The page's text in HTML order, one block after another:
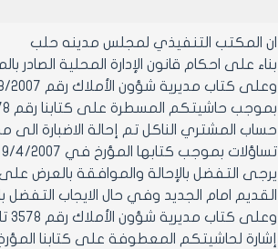
ان المكتب التنفيذي لمجلس مدينه حلب
بناء على احكام قانون الإدارة المحلية الصادر بالمرسوم التشريعي رقم 15 كل
وعلى كتاب مديرية شؤون الأملاك رقم 3578/2007 تاريخ 18/4/2007 المتضمن:
حساب المشتري الناكل تم إحالة الاضبارة الى
تساؤلات بموجب كتابها المؤرخ في 9/4/2007 منها: بيان النظام العمراني الخاص بهذه القطعة
يرجى التفضل بالإحالة والموافقة بالعرض
القديم امام الجديد وفي حال الايجاب التفضل
وعلى كتاب مديرية شؤون الأملاك رقم 3578 تاريخ 8/5/2007 المتضمن: